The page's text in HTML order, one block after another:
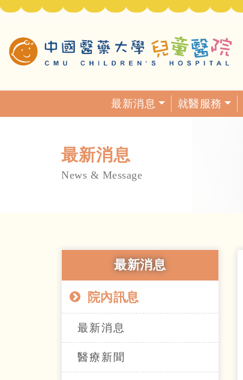
最新消息
就醫服務
最新消息
News & Message
最新消息
院內訊息
最新消息
醫療新聞